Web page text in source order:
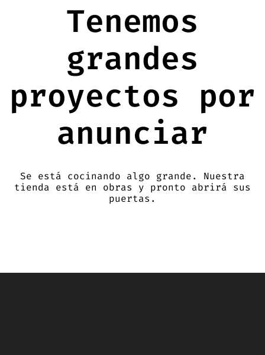
Tenemos
grandes
proyectos por
anunciar
Se está cocinando algo grande. Nuestra
tienda está en obras y pronto abrirá sus
puertas.